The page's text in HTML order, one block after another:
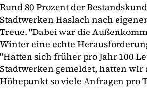
Rund 80 Prozent der
Stadtwerken Haslach nach
Treue. "Dabei war die
Winter eine echte
"Hatten sich früher pro Jahr 100
Stadtwerken gemeldet, hatten wir
Höhepunkt so viele Anfragen pro